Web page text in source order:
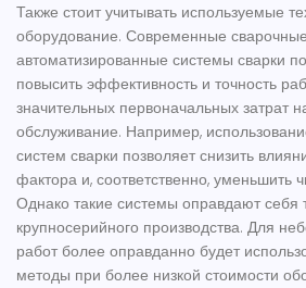
Также стоит учитывать используемые
оборудование. Современные
автоматизированные системы сварки
повысить эффективность и точность
значительных первоначальных затрат
обслуживание. Например,
систем сварки позволяет снизить
фактора и, соответственно, уменьшить
Однако такие системы оправдают себя
крупносерийного производства. Для
работ более оправданно будет
методы при более низкой стоимости